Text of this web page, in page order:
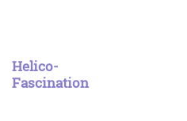
Helico-
Fascination